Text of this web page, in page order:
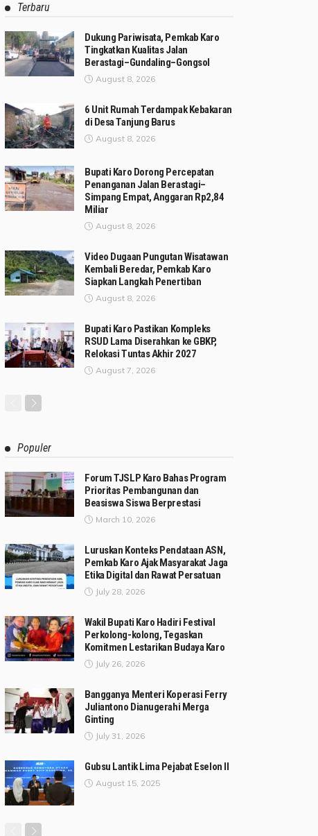
Terbaru
Dukung Pariwisata, Pemkab Karo
Tingkatkan Kualitas Jalan
Berastagi–Gundaling–Gongsol
August 8, 2026
6 Unit Rumah Terdampak Kebakaran
di Desa Tanjung Barus
August 8, 2026
Bupati Karo Dorong Percepatan
Penanganan Jalan Berastagi–
Simpang Empat, Anggaran Rp2,84
Miliar
August 8, 2026
Video Dugaan Pungutan Wisatawan
Kembali Beredar, Pemkab Karo
Siapkan Langkah Penertiban
August 8, 2026
Bupati Karo Pastikan Kompleks
RSUD Lama Diserahkan ke GBKP,
Relokasi Tuntas Akhir 2027
August 7, 2026
Populer
Forum TJSLP Karo Bahas Program
Prioritas Pembangunan dan
Beasiswa Siswa Berprestasi
March 10, 2026
Luruskan Konteks Pendataan ASN,
Pemkab Karo Ajak Masyarakat Jaga
Etika Digital dan Rawat Persatuan
July 28, 2026
Wakil Bupati Karo Hadiri Festival
Perkolong-kolong, Tegaskan
Komitmen Lestarikan Budaya Karo
July 26, 2026
Bangganya Menteri Koperasi Ferry
Juliantono Dianugerahi Merga
Ginting
July 31, 2026
Gubsu Lantik Lima Pejabat Eselon II
August 15, 2025